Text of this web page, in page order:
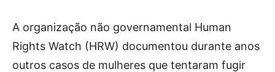
A organização não governamental Human
Rights Watch (HRW) documentou durante anos
outros casos de mulheres que tentaram fugir